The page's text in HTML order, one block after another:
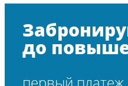
до
первый платеж